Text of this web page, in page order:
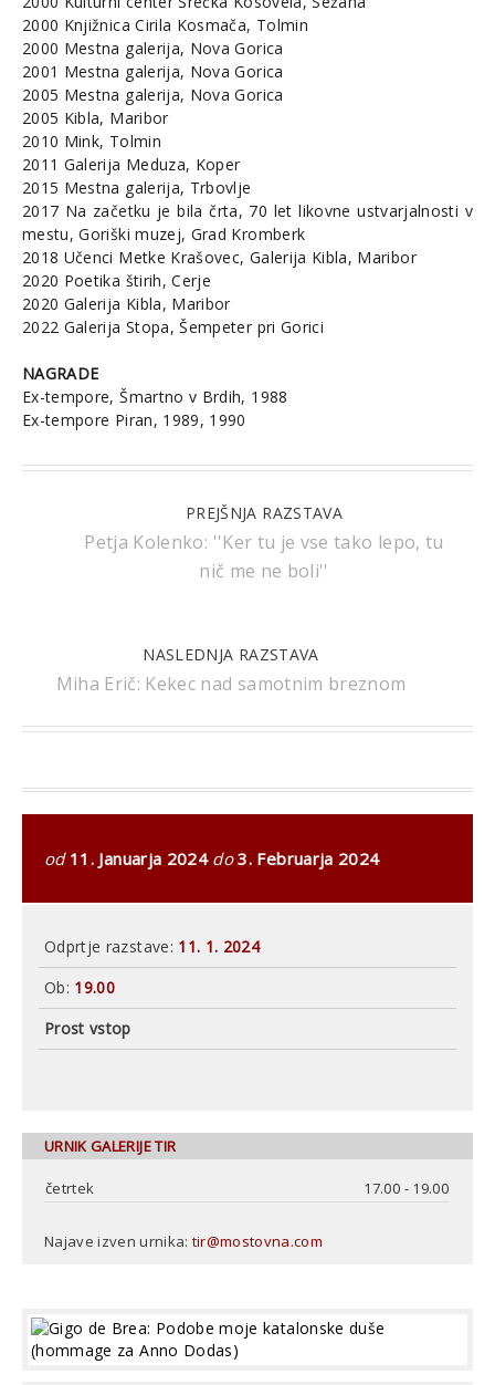
2000 Knjižnica Cirila Kosmača, Tolmin
2000 Mestna galerija, Nova Gorica
2001 Mestna galerija, Nova Gorica
2005 Mestna galerija, Nova Gorica
2005 Kibla, Maribor
2010 Mink, Tolmin
2011 Galerija Meduza, Koper
2015 Mestna galerija, Trbovlje
2017 Na začetku je bila črta, 70 let likovne ustvarjalnosti v
mestu, Goriški muzej, Grad Kromberk
2018 Učenci Metke Krašovec, Galerija Kibla, Maribor
2020 Poetika štirih, Cerje
2020 Galerija Kibla, Maribor
2022 Galerija Stopa, Šempeter pri Gorici
NAGRADE
Ex-tempore, Šmartno v Brdih, 1988
Ex-tempore Piran, 1989, 1990
PREJŠNJA RAZSTAVA
Petja Kolenko: ''Ker tu je vse tako lepo, tu
nič me ne boli''
NASLEDNJA RAZSTAVA
Miha Erič: Kekec nad samotnim breznom
od 11. Januarja 2024 do3. Februarja 2024
Odprtje razstave: 11. 1. 2024
Ob: 19.00
Prost vstop
URNIK GALERIJE TIR
četrtek 17.00 - 19.00
Najave izven urnika: tir@mostovna.com